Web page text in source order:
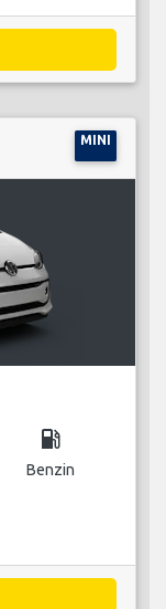
MINI
local_gas_station
Benzin